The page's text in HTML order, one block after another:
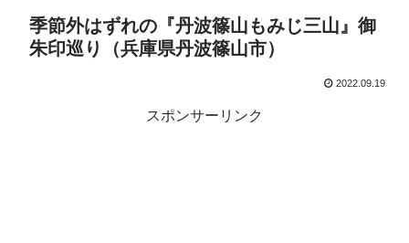
季節外はずれの『丹波篠山もみじ三山』御
朱印巡り（兵庫県丹波篠山市）
2022.09.19
スポンサーリンク